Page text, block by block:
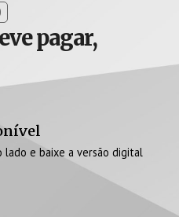
pagar,
lado e baixe a versão digital